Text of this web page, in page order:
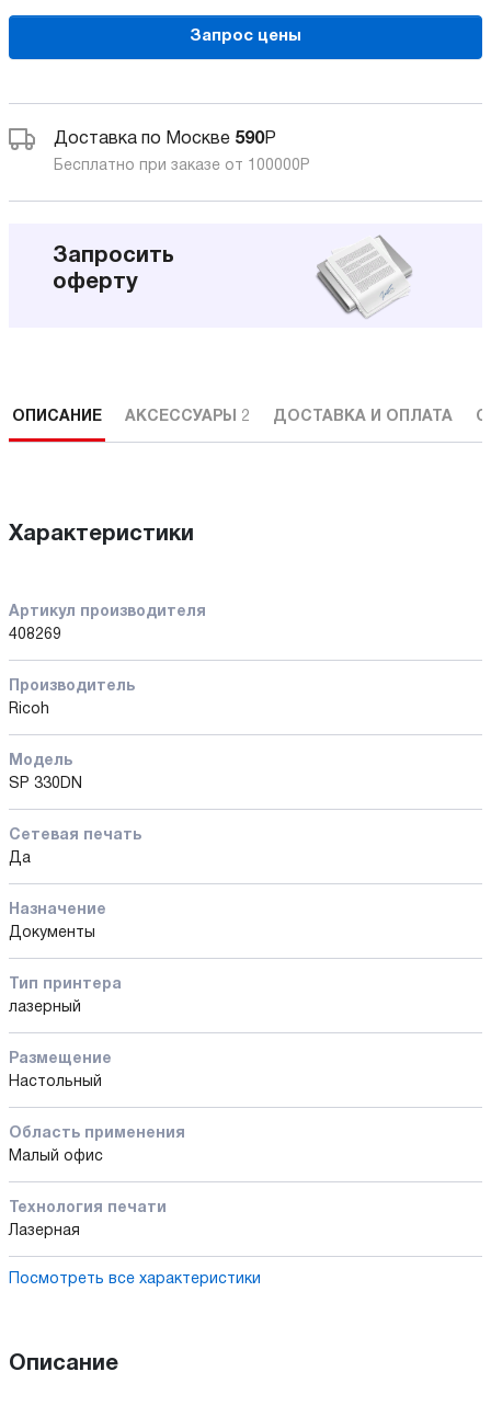
Запрос цены
Доставка по Москве 590Р
Бесплатно при заказе от 100000 Р
Запросить
оферту
ОПИСАНИЕ АКСЕССУАРЫ 2 ДОСТАВКА И ОПЛАТА
Характеристики
Артикул производителя
408269
Производитель
Ricoh
Модель
SP 330DN
Сетевая печать
Да
Назначение
Документы
Тип принтера
лазерный
Размещение
Настольный
Область применения
Малый офис
Технология печати
Лазерная
Посмотреть все характеристики
Описание